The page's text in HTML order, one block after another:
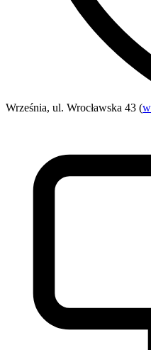
Września, ul. Wrocławska 43 (